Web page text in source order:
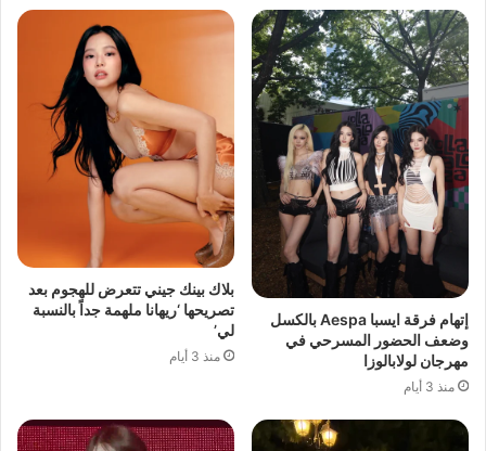
إتهام فرقة ايسبا Aespa بالكسل
وضعف الحضور المسرحي في
مهرجان لولابالوزا
منذ 3 أيام
بلاك بينك جيني تتعرض للهجوم بعد
تصريحها ‘ريهانا ملهمة جداً بالنسبة
لي’
منذ 3 أيام